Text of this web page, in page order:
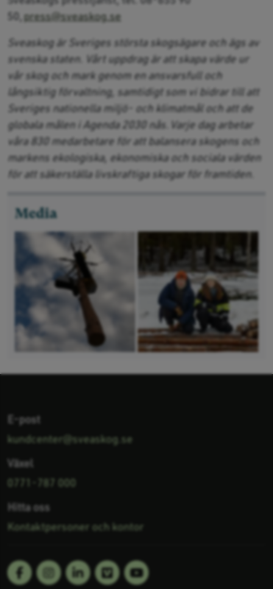
50, press@sveaskog.se
Sveaskog är Sveriges största skogsägare och ägs av
svenska staten. Vårt uppdrag är att skapa värde ur
vår skog och mark genom en ansvarsfull och
långsiktig förvaltning, samtidigt som vi bidrar till att
Sveriges nationella miljö- och klimatmål och att de
globala målen i Agenda 2030 nås. Varje dag arbetar
våra 830 medarbetare för att balansera skogens och
markens ekologiska, ekonomiska och sociala värden
för att säkerställa livskraftiga skogar för framtiden.
Media
E-post
kundcenter@sveaskog.se
Växel
0771-787 000
Hitta oss
Kontaktpersoner och kontor
Följ oss på:
Facebook LinkedinVimeoYoutube